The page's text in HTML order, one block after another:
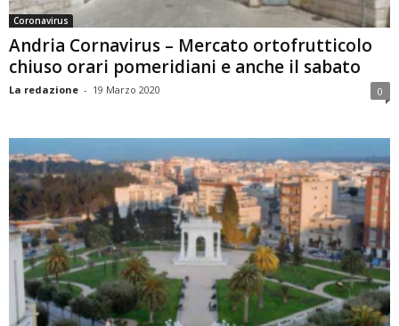
Coronavirus
Andria Cornavirus – Mercato ortofrutticolo
chiuso orari pomeridiani e anche il sabato
La redazione - 19 Marzo 2020 0